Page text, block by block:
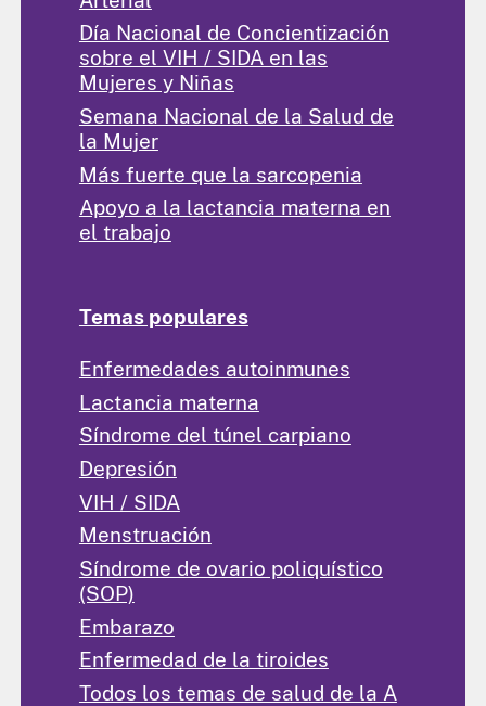
Día Nacional de Concientización
sobre el VIH / SIDA en las
Mujeres y Niñas
Semana Nacional de la Salud de
la Mujer
Más fuerte que la sarcopenia
Apoyo a la lactancia materna en
el trabajo
Temas populares
Enfermedades autoinmunes
Lactancia materna
Síndrome del túnel carpiano
Depresión
VIH / SIDA
Menstruación
Síndrome de ovario poliquístico
(SOP)
Embarazo
Enfermedad de la tiroides
Todos los temas de salud de la A